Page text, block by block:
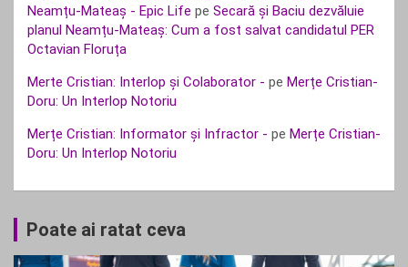
Neamțu-Mateaș - Epic Life pe Secară și Baciu dezvăluie
planul Neamțu-Mateaș: Cum a fost salvat candidatul PER
Octavian Floruța
Merte Cristian: Interlop și Colaborator - pe Merțe Cristian-
Doru: Un Interlop Notoriu
Merțe Cristian: Informator și Infractor - pe Merțe Cristian-
Doru: Un Interlop Notoriu
Poate ai ratat ceva